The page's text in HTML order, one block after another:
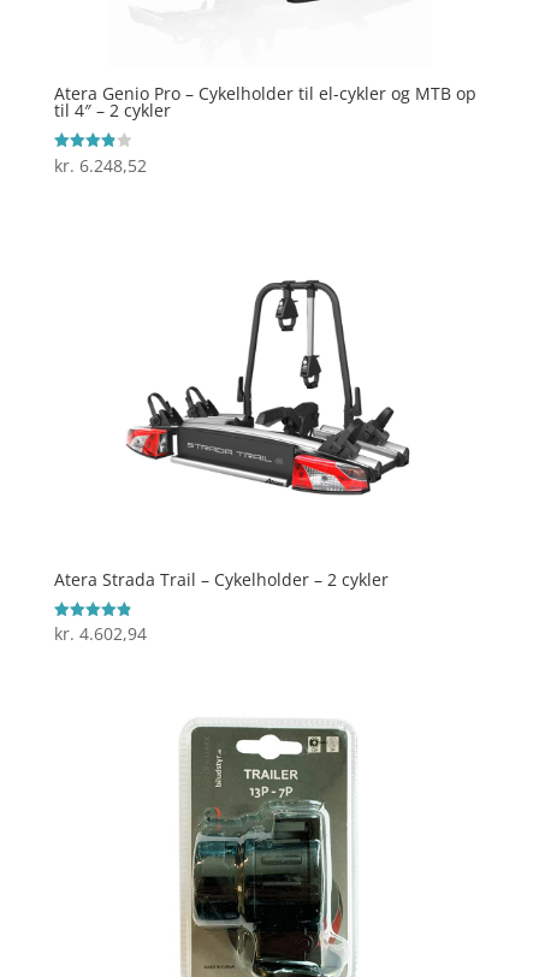
Atera Genio Pro – Cykelholder til el-cykler og MTB op
til 4″ – 2 cykler
Vurderet
3.9
kr. 6.248,52
Atera Strada Trail – Cykelholder – 2 cykler
Vurderet
4.9
kr. 4.602,94